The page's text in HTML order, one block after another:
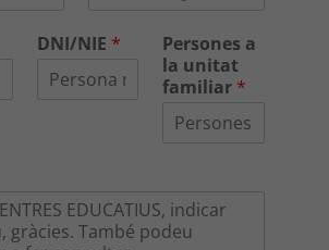
DNI/NIE *
Persones a
la unitat
familiar *